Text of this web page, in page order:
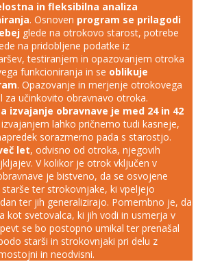
in fleksibilna analiza
. Osnoven program se prilagodi
glede na otrokovo starost, potrebe
na pridobljene podatke iz
testiranjem in opazovanjem otroka
funkcioniranja in se oblikuje
. Opazovanje in merjenje otrokovega
za učinkovito obravnavo otroka.
izvajanje obravnave je med 24 in 42
izvajanjem lahko pričnemo tudi kasneje,
sorazmerno pada s starostjo.
let, odvisno od otroka, njegovih
V kolikor je otrok vključen v
je bistveno, da se osvojene
ter strokovnjake, ki vpeljejo
ter jih generalizirajo. Pomembno je, da
kot svetovalca, ki jih vodi in usmerja v
se bo postopno umikal ter prenašal
starši in strokovnjaki pri delu z
in neodvisni.